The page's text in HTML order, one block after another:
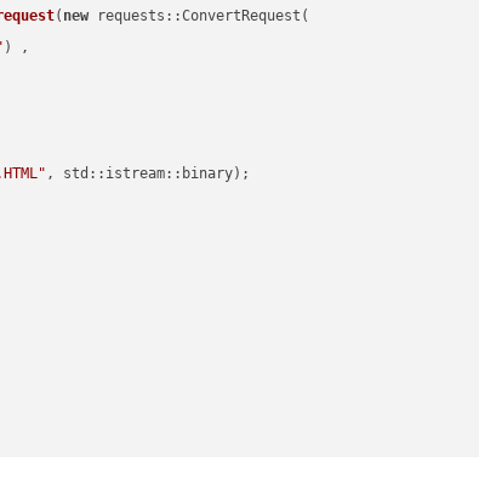
( new requests::ConvertRequest(
) ,
, std::istream::binary) ;